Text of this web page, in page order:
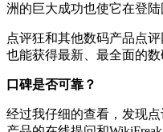
洲的巨大成功也使它在登
点评狂和其他数码产品点
也能获得最新、最全面的
口碑是否可靠？
经过我仔细的查看，发现